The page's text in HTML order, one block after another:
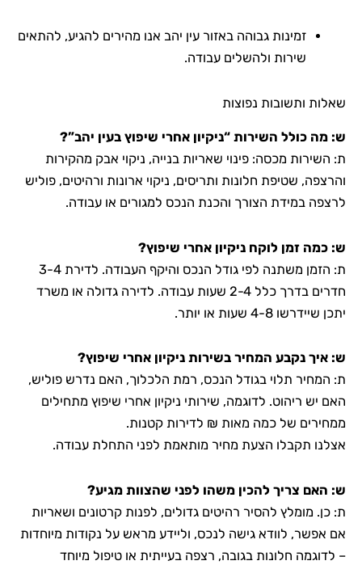
זמינות גבוהה באזור עין יהב אנו מהירים להגיע, להתאים
שירות ולהשלים עבודה.
שאלות ותשובות נפוצות
ש: מה כולל השירות “ניקיון אחרי שיפוץ בעין יהב”?
ת: השירות מכסה: פינוי שאריות בנייה, ניקוי אבק מהקירות
והרצפה, שטיפת חלונות ותריסים, ניקוי ארונות ורהיטים, פוליש
לרצפה במידת הצורך והכנת הנכס למגורים או עבודה.
ש: כמה זמן לוקח ניקיון אחרי שיפוץ?
ת: הזמן משתנה לפי גודל הנכס והיקף העבודה. לדירת 3-4
חדרים בדרך כלל 2-4 שעות עבודה. לדירה גדולה או משרד
יתכן שיידרשו 4-8 שעות או יותר.
ש: איך נקבע המחיר בשירות ניקיון אחרי שיפוץ?
ת: המחיר תלוי בגודל הנכס, רמת הלכלוך, האם נדרש פוליש,
האם יש ריהוט. לדוגמה, שירותי ניקיון אחרי שיפוץ מתחילים
ממחירים של כמה מאות ₪ לדירות קטנות.
אצלנו תקבלו הצעת מחיר מותאמת לפני התחלת עבודה.
ש: האם צריך להכין משהו לפני שהצוות מגיע?
ת: כן. מומלץ להסיר רהיטים גדולים, לפנות קרטונים ושאריות
אם אפשר, לוודא גישה לנכס, וליידע מראש על נקודות מיוחדות
– לדוגמה חלונות בגובה, רצפה בעייתית או טיפול מיוחד